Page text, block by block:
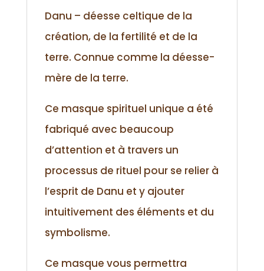
Danu – déesse celtique de la
création, de la fertilité et de la
terre. Connue comme la déesse-
mère de la terre.
Ce masque spirituel unique a été
fabriqué avec beaucoup
d’attention et à travers un
processus de rituel pour se relier à
l’esprit de Danu et y ajouter
intuitivement des éléments et du
symbolisme.
Ce masque vous permettra